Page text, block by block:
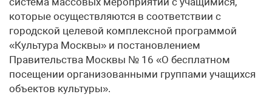
которые осуществляются в соответствии с
городской целевой комплексной программой
«Культура Москвы» и постановлением
Правительства Москвы № 16 «О бесплатном
посещении организованными группами учащихся
объектов культуры».